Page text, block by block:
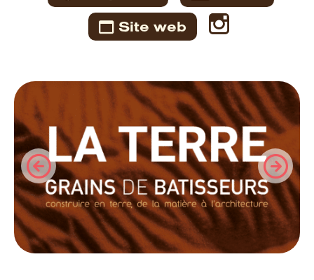
Site web